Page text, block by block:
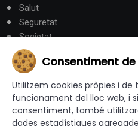
Salut
Seguretat
Societat
Turisme
Altres Canals
canalandorra.ad
Consentiment
Utilitzem cookies pròpies i
funcionament del lloc web, i
consentiment, també
dades estadístiques